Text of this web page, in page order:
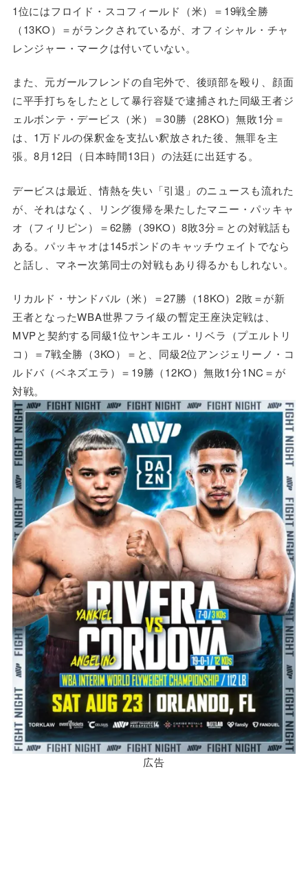
1位にはフロイド・スコフィールド（米）＝19戦全勝
（13KO）＝がランクされているが、オフィシャル・チャ
レンジャー・マークは付いていない。
また、元ガールフレンドの自宅外で、後頭部を殴り、顔面
に平手打ちをしたとして暴行容疑で逮捕された同級王者ジ
ェルボンテ・デービス（米）＝30勝（28KO）無敗1分＝
は、1万ドルの保釈金を支払い釈放された後、無罪を主
張。8月12日（日本時間13日）の法廷に出廷する。
デービスは最近、情熱を失い「引退」のニュースも流れた
が、それはなく、リング復帰を果たしたマニー・パッキャ
オ（フィリピン）＝62勝（39KO）8敗3分＝との対戦話も
ある。パッキャオは145ポンドのキャッチウェイトでなら
と話し、マネー次第同士の対戦もあり得るかもしれない。
リカルド・サンドバル（米）＝27勝（18KO）2敗＝が新
王者となったWBA世界フライ級の暫定王座決定戦は、
MVPと契約する同級1位ヤンキエル・リベラ（プエルトリ
コ）＝7戦全勝（3KO）＝と、同級2位アンジェリーノ・コ
ルドバ（ベネズエラ）＝19勝（12KO）無敗1分1NC＝が
対戦。
広告